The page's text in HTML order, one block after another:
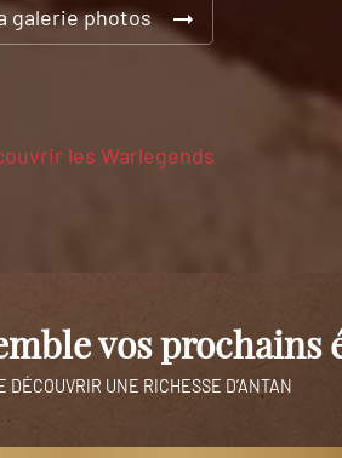
galerie photos
les Warlegends
vos prochains
DÉCOUVRIR UNE RICHESSE D’ANTAN